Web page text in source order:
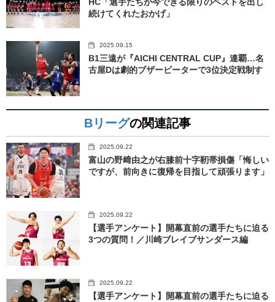
HC「選手たちが今できる限りのベストを出し
続けてくれたおかげ」
2025.09.15
B1三遠が『AICHI CENTRAL CUP』連覇…名
古屋Dは劇的ブザービーターで3位決定戦制す
Bリーグの関連記事
2025.09.22
富山の野﨑由之が右膝前十字靭帯損傷「悔しい
ですが、前向きに復帰を目指して頑張ります」
2025.09.22
【選手アンケート】開幕直前の選手たちに迫る
3つの質問！／川崎ブレイブサンダース編
2025.09.22
【選手アンケート】開幕直前の選手たちに迫る